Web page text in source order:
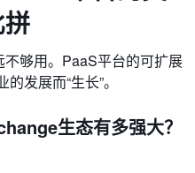
够用。PaaS平台的可扩展
发展而“生长”。
生态有多强大？